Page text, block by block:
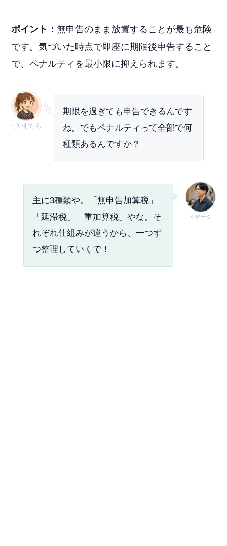
ポイント：無申告のまま放置することが最も危険
です。気づいた時点で即座に期限後申告すること
で、ペナルティを最小限に抑えられます。
ぜいむたん
期限を過ぎても申告できるんです
ね。でもペナルティって全部で何
種類あるんですか？
イザーク
主に3種類や。「無申告加算税」
「延滞税」「重加算税」やな。そ
れぞれ仕組みが違うから、一つず
つ整理していくで！